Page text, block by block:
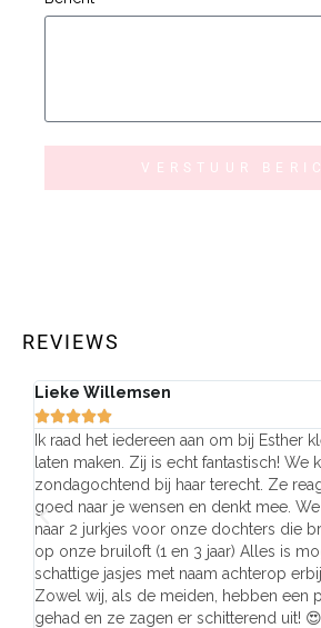
VERSTUUR
REVIEWS
Lieke Willemsen

Ik raad het iedereen aan om bij Esther
laten maken. Zij is echt fantastisch! We
zondagochtend bij haar terecht. Ze
goed naar je wensen en denkt mee.
naar 2 jurkjes voor onze dochters die
op onze bruiloft (1 en 3 jaar) Alles is
schattige jasjes met naam achterop
Zowel wij, als de meiden, hebben een
gehad en ze zagen er schitterend uit! 😍